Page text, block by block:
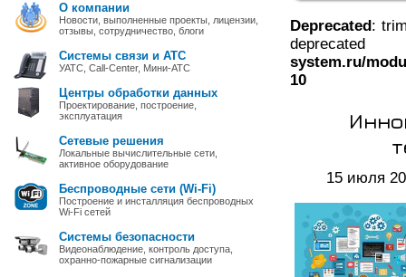
О компании
Новости, выполненные проекты, лицензии,
отзывы, сотрудничество, блоги
Системы связи и АТС
УАТС, Call-Center, Мини-АТС
Центры обработки данных
Проектирование, построение,
эксплуатация
Сетевые решения
Локальные вычислительные сети,
активное оборудование
Беспроводные сети (Wi-Fi)
Построение и инсталляция беспроводных
Wi-Fi сетей
Системы безопасности
Видеонаблюдение, контроль доступа,
охранно-пожарные сигнализации
Deprecated:
system.ru/
10
15 июля